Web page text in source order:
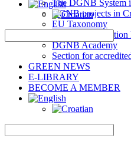
The DGNB System
DGNB projects in
EU Taxonomy
DGNB Certification
DGNB Academy
Section for
GREEN NEWS
E-LIBRARY
BECOME A MEMBER